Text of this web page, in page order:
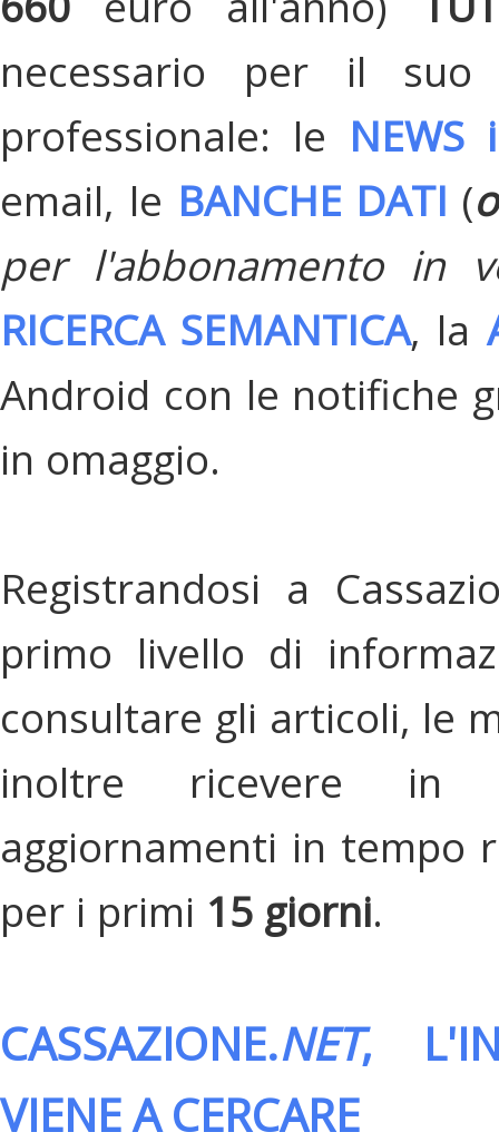
necessario per il suo
professionale: le
email, le BANCHE DATI (
per l'abbonamento in
RICERCA SEMANTICA, la
Android con le notifiche
in omaggio.
Registrandosi a
primo livello di
consultare gli articoli, le
inoltre ricevere in
aggiornamenti in tempo
per i primi 15 giorni.
CASSAZIONE.NET,
VIENE A CERCARE